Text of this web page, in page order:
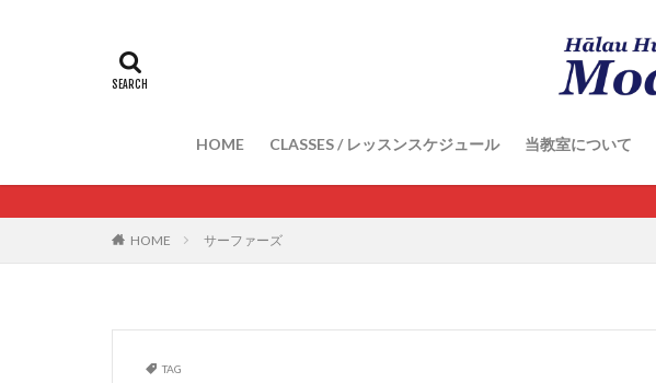
HOME CLASSES / レッスンスケジュール 当教室について
HOME サーファーズ
TAG